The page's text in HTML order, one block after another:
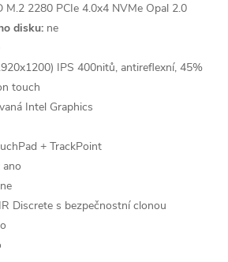
M.2 2280 PCIe 4.0x4 NVMe Opal 2.0
disku: ne
IPS 400nitů, antireflexní, 45%
touch
Intel Graphics
+ TrackPoint
ano
ne
Discrete s bezpečnostní clonou